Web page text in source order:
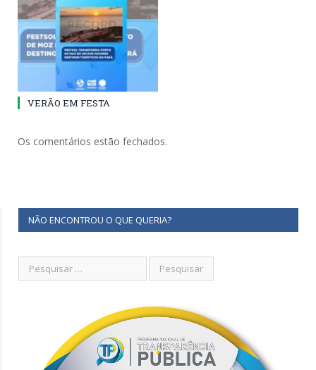
VERÃO EM FESTA
Os comentários estão fechados.
NÃO ENCONTROU O QUE QUERIA?